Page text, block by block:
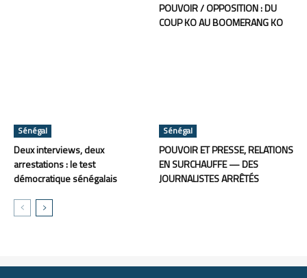
POUVOIR / OPPOSITION : DU
COUP KO AU BOOMERANG KO
Sénégal
Deux interviews, deux
arrestations : le test
démocratique sénégalais
Sénégal
POUVOIR ET PRESSE, RELATIONS
EN SURCHAUFFE — DES
JOURNALISTES ARRÊTÉS